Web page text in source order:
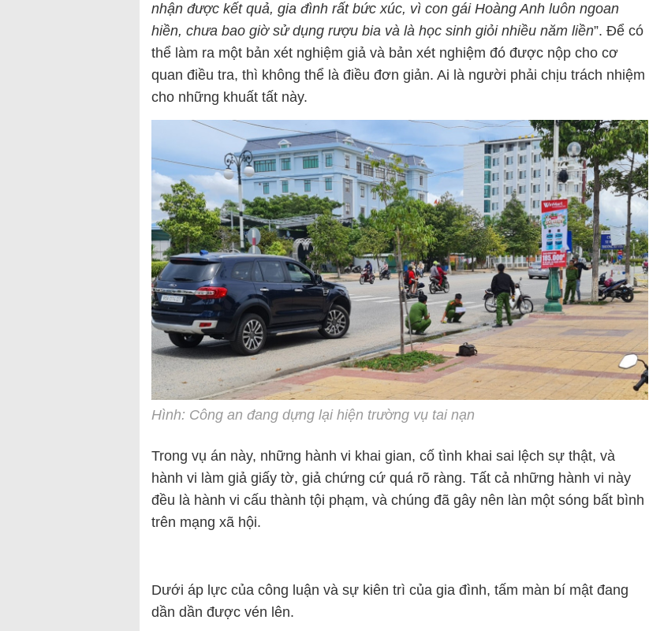
nhận được kết quả, gia đình rất bức xúc, vì con gái Hoàng Anh luôn ngoan
hiền, chưa bao giờ sử dụng rượu bia và là học sinh giỏi nhiều năm liền”. Để có
thể làm ra một bản xét nghiệm giả và bản xét nghiệm đó được nộp cho cơ
quan điều tra, thì không thể là điều đơn giản. Ai là người phải chịu trách nhiệm
cho những khuất tất này.
Hình: Công an đang dựng lại hiện trường vụ tai nạn
Trong vụ án này, những hành vi khai gian, cố tình khai sai lệch sự thật, và
hành vi làm giả giấy tờ, giả chứng cứ quá rõ ràng. Tất cả những hành vi này
đều là hành vi cấu thành tội phạm, và chúng đã gây nên làn một sóng bất bình
trên mạng xã hội.
Dưới áp lực của công luận và sự kiên trì của gia đình, tấm màn bí mật đang
dần dần được vén lên.